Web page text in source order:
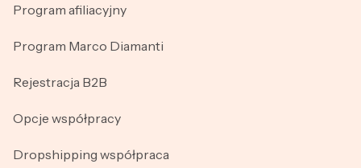
Program afiliacyjny
Program Marco Diamanti
Rejestracja B2B
Opcje współpracy
Dropshipping współpraca